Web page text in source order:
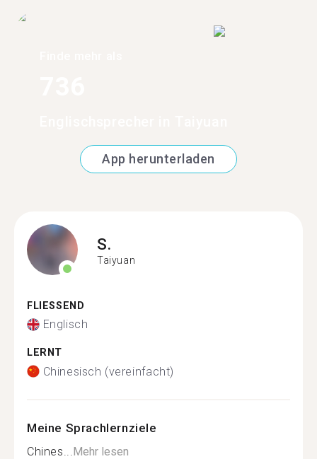
App herunterladen
S.
Taiyuan
FLIESSEND
Englisch
LERNT
Chinesisch (vereinfacht)
Meine Sprachlernziele
Chines... Mehr lesen